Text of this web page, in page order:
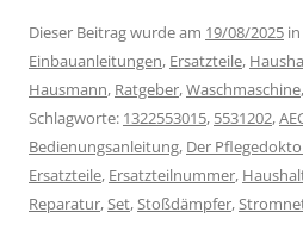
Dieser Beitrag wurde am 19/08/2025 in
Einbauanleitungen, Ersatzteile,
Hausmann, Ratgeber,Waschmaschine,
Schlagworte: 1322553015, 5531202,
Bedienungsanleitung, Der
Ersatzteile, Ersatzteilnummer,
Reparatur,Set,Stoßdämpfer,